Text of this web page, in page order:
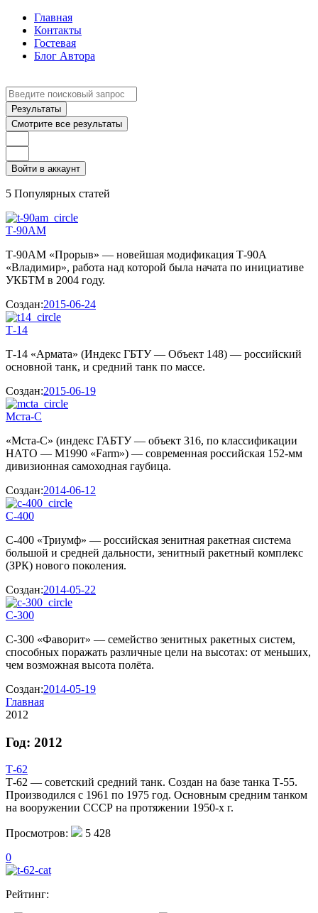
Главная
Контакты
Гостевая
Блог Автора
Search
...Результаты
Смотрите все результаты
Войти в аккаунт
5 Популярных статей
Т-90АМ
Т-90АМ «Прорыв» — новейшая модификация Т-90А
«Владимир», работа над которой была начата по инициативе
УКБТМ в 2004 году.
Создан:2015-06-24
Т-14
Т-14 «Армата» (Индекс ГБТУ — Объект 148) — российский
основной танк, и средний танк по массе.
Создан:2015-06-19
Мста-С
«Мста-С» (индекс ГАБТУ — объект 316, по классификации
НАТО — M1990 «Farm») — современная российская 152-мм
дивизионная самоходная гаубица.
Создан:2014-06-12
С-400
С-400 «Триумф» — российская зенитная ракетная система
большой и средней дальности, зенитный ракетный комплекс
(ЗРК) нового поколения.
Создан:2014-05-22
С-300
С-300 «Фаворит» — семейство зенитных ракетных систем,
способных поражать различные цели на высотах: от меньших,
чем возможная высота полёта.
Создан:2014-05-19
Главная
2012
Год: 2012
Т-62
Т-62 — советский средний танк. Создан на базе танка Т-55.
Производился с 1961 по 1975 год. Основным средним танком
на вооружении СССР на протяжении 1950-х г.
Просмотров:
5 428
0
Рейтинг: